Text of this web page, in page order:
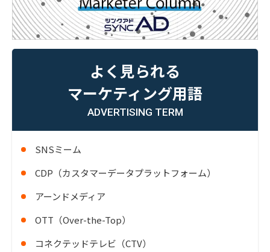
よく見られる
マーケティング用語
ADVERTISING TERM
SNSミーム
CDP（カスタマーデータプラットフォーム）
アーンドメディア
OTT（Over-the-Top）
コネクテッドテレビ（CTV）